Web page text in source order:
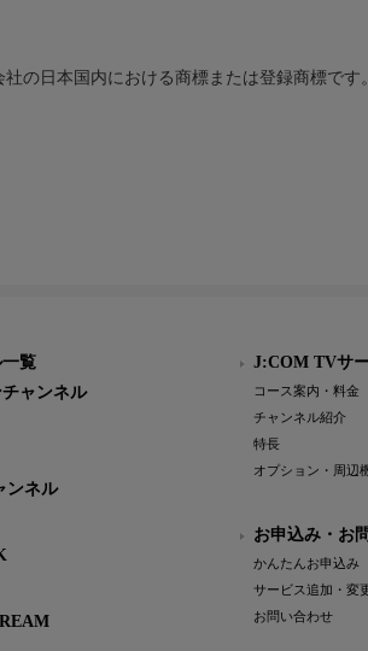
の日本国内における商標または登録商標です。
覧
ャンネル
ンネル
J:COM TVサ
コース案内・料金
チャンネル紹介
特長
オプション・周辺
お申込み・お
かんたんお申込み
サービス追加・変
お問い合わせ